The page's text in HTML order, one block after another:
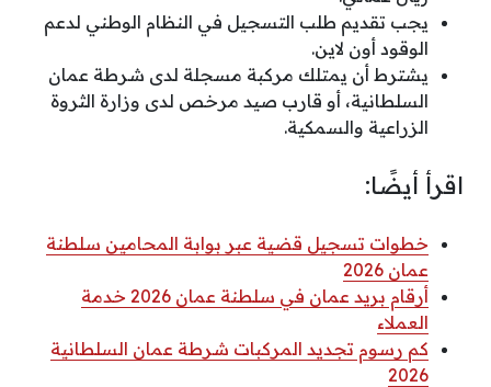
يجب تقديم طلب التسجيل في النظام الوطني لدعم
الوقود أون لاين.
يشترط أن يمتلك مركبة مسجلة لدى شرطة عمان
السلطانية، أو قارب صيد مرخص لدى وزارة الثروة
الزراعية والسمكية.
اقرأ أيضًا:
خطوات تسجيل قضية عبر بوابة المحامين سلطنة
عمان 2026
أرقام بريد عمان في سلطنة عمان 2026 خدمة
العملاء
كم رسوم تجديد المركبات شرطة عمان السلطانية
2026